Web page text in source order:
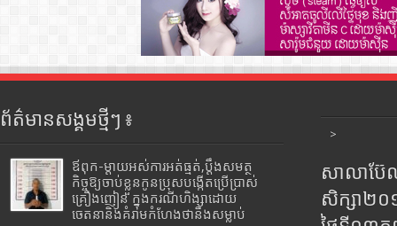
ព័ត៌មានសង្គមថ្មីៗ ៖
ឪពុក-ម្ដាយអស់ការអត់ធ្មត់,ប្ដឹងសមត្ថ
កិច្ចឱ្យចាប់ខ្លួនកូនប្រុសបង្កើតប្រើប្រាស់
គ្រឿងញៀន ក្នុងករណីហិង្សាដោយ
ចេតនានិងគំរាមកំហែងថានឹងសម្លាប់
>
សាលាប៊ែ
សិក្សា២